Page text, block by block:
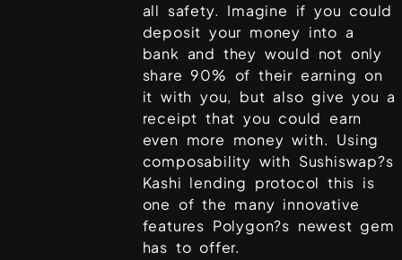
all safety. Imagine if you could
deposit your money into a
bank and they would not only
share 90% of their earning on
it with you, but also give you a
receipt that you could earn
even more money with. Using
composability with Sushiswap?s
Kashi lending protocol this is
one of the many innovative
features Polygon?s newest gem
has to offer.